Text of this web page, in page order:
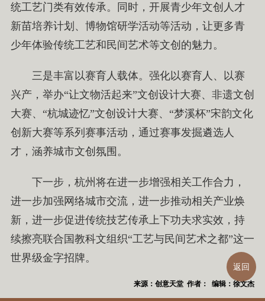
统工艺门类有效传承。同时，开展青少年文创人才
新苗培养计划、博物馆研学活动等活动，让更多青
少年体验传统工艺和民间艺术等文创的魅力。
三是丰富以赛育人载体。强化以赛育人、以赛
兴产，举办“让文物活起来”文创设计大赛、非遗文创
大赛、“杭城迹忆”文创设计大赛、“梦溪杯”宋韵文化
创新大赛等系列赛事活动，通过赛事发掘遴选人
才，涵养城市文创氛围。
下一步，杭州将在进一步增强相关工作合力，
进一步加强网络城市交流，进一步推动相关产业焕
新，进一步促进传统技艺传承上下功夫求实效，持
续擦亮联合国教科文组织“工艺与民间艺术之都”这一
世界级金字招牌。
来源：创意天堂 作者： 编辑：徐文杰
返回